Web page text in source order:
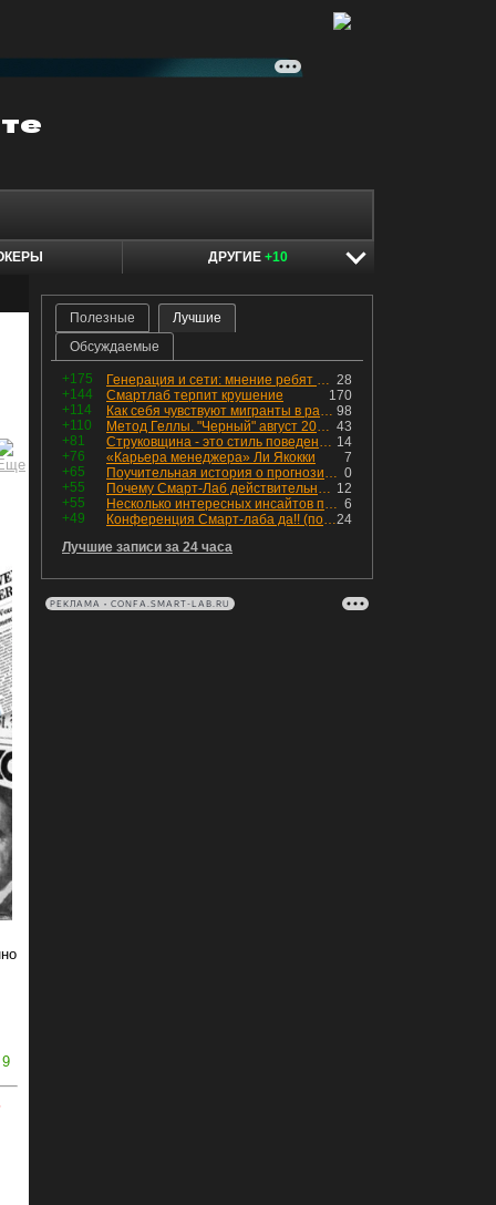
ДРУГИЕ +10
9
Полезные
Лучшие
Обсуждаемые
+175 28
Генерация и сети: мнение ребят из индустрии
+144
170
Смартлаб терпит крушение
+114
98
Как себя чувствуют мигранты в раю, в который они так стремились
+110
43
Метод Геллы. "Черный" август 2026 - быть или не быть?
+81
14
Струковщина - это стиль поведения, известный всем в секторе золотодобычи.
+76
7
«Карьера менеджера» Ли Якокки
+65
0
Поучительная история о прогнозировании
+55
12
Почему Смарт-Лаб действительно протух
+55
6
Несколько интересных инсайтов по "Озону"
+49
24
Конференция Смарт-лаба да!! (пост 218, 12+)
Лучшие записи за 24 часа
РЕКЛАМА • CONFA.SMART-LAB.RU